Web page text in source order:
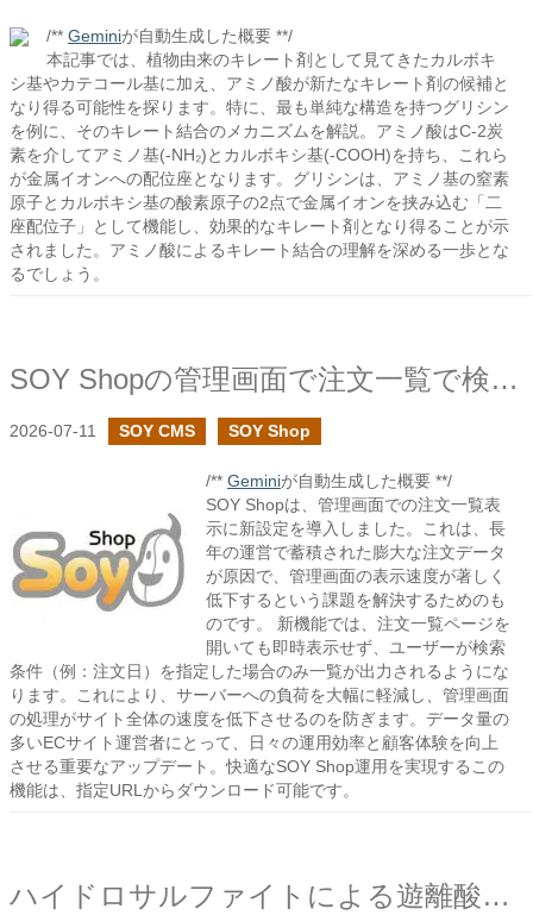
/** Geminiが自動生成した概要 **/
本記事では、植物由来のキレート剤として見てきたカルボキ
シ基やカテコール基に加え、アミノ酸が新たなキレート剤の候補と
なり得る可能性を探ります。特に、最も単純な構造を持つグリシン
を例に、そのキレート結合のメカニズムを解説。アミノ酸はC-2炭
素を介してアミノ基(-NH₂)とカルボキシ基(-COOH)を持ち、これら
が金属イオンへの配位座となります。グリシンは、アミノ基の窒素
原子とカルボキシ基の酸素原子の2点で金属イオンを挟み込む「二
座配位子」として機能し、効果的なキレート剤となり得ることが示
されました。アミノ酸によるキレート結合の理解を深める一歩とな
るでしょう。
SOY Shopの管理画面で注文一覧で検索条件がある時のみ注文一覧を表示する設定を追加しました
2026-07-11 SOY CMS SOY Shop
/** Geminiが自動生成した概要 **/
SOY Shopは、管理画面での注文一覧表
示に新設定を導入しました。これは、長
年の運営で蓄積された膨大な注文データ
が原因で、管理画面の表示速度が著しく
低下するという課題を解決するためのも
のです。 新機能では、注文一覧ページを
開いても即時表示せず、ユーザーが検索
条件（例：注文日）を指定した場合のみ一覧が出力されるようにな
ります。これにより、サーバーへの負荷を大幅に軽減し、管理画面
の処理がサイト全体の速度を低下させるのを防ぎます。データ量の
多いECサイト運営者にとって、日々の運用効率と顧客体験を向上
させる重要なアップデート。快適なSOY Shop運用を実現するこの
機能は、指定URLからダウンロード可能です。
ハイドロサルファイトによる遊離酸化鉄の定量の続き